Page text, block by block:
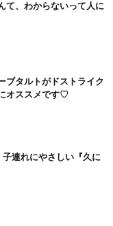
て、わからないって人に
ブタルトがドストライク
オススメです♡
子連れにやさしい『久に